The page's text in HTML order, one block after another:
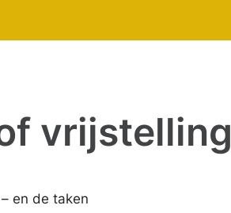
vrijstelling
en de taken